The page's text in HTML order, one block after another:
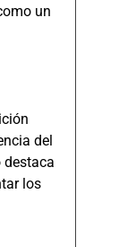
un
del
destaca
los